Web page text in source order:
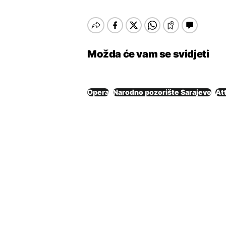
Možda će vam se svidjeti
Opera Narodno pozorište Sarajevo